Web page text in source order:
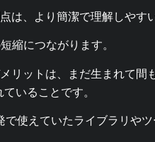
は、より簡潔で理解しやす
縮につながります。
リットは、まだ生まれて
いることです。
使えていたライブラリや